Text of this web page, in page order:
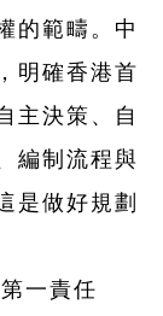
的範疇。中
明確香港首
主決策、自
編制流程與
是做好規劃
一責任